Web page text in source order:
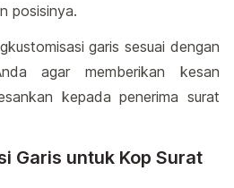
posisinya.
garis sesuai dengan
agar memberikan kesan
kepada penerima surat
Garis untuk Kop Surat